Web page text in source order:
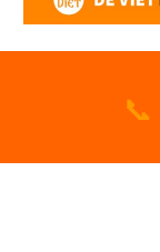
📞